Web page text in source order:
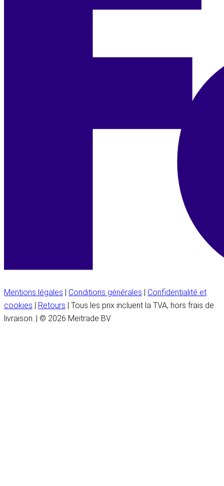
Mentions légales Conditions générales
Confidentialité et
cookies
Retours | Tous les prix incluent la TVA, hors frais de
livraison. | © 2026 Meitrade BV